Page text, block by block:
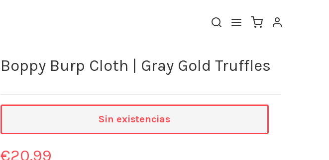
Boppy Burp Cloth | Gray Gold Truffles
€20.99
Sin existencias